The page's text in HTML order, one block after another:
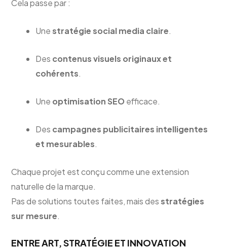
Cela passe par :
Unestratégie social media claire.
Des contenus visuels originaux et
cohérents.
Une optimisation SEO efficace.
Des campagnes publicitaires intelligentes
et mesurables.
Chaque projet est conçu comme une extension
naturelle de la marque.
Pas de solutions toutes faites, mais desstratégies
sur mesure.
ENTRE ART, STRATÉGIE ET INNOVATION